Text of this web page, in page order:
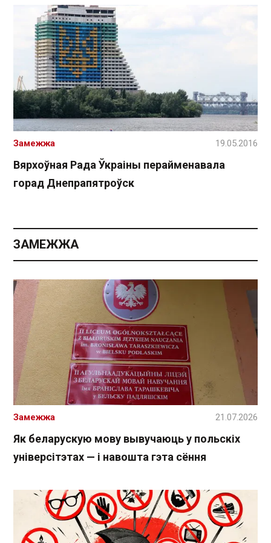
Вярхоўная Рада Ўкраіны перайменавала
горад Днепрапятроўск
Замежжа 19.05.2016
ЗАМЕЖЖА
Як беларускую мову вывучаюць у польскіх
універсітэтах — і навошта гэта сёння
Замежжа 21.07.2026